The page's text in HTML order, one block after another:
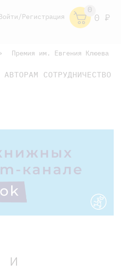
Регистрация
0
0 Р
Премия им. Евгения Клюева
АВТОРАМ СОТРУДНИЧЕСТВО
и